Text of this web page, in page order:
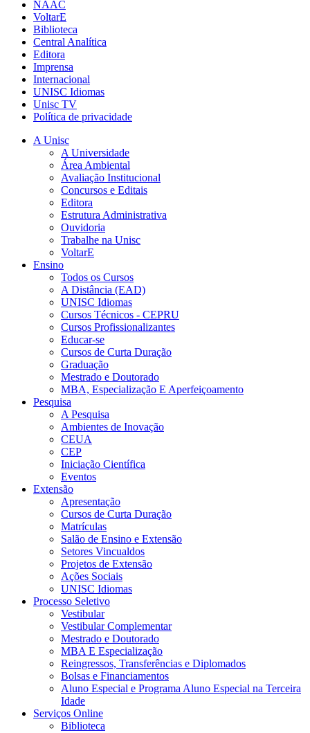
NAAC
VoltarE
Biblioteca
Central Analítica
Editora
Imprensa
Internacional
UNISC Idiomas
Unisc TV
Política de privacidade
A Unisc
A Universidade
Área Ambiental
Avaliação Institucional
Concursos e Editais
Editora
Estrutura Administrativa
Ouvidoria
Trabalhe na Unisc
VoltarE
Ensino
Todos os Cursos
A Distância (EAD)
UNISC Idiomas
Cursos Técnicos - CEPRU
Cursos Profissionalizantes
Educar-se
Cursos de Curta Duração
Graduação
Mestrado e Doutorado
MBA, Especialização E Aperfeiçoamento
Pesquisa
A Pesquisa
Ambientes de Inovação
CEUA
CEP
Iniciação Científica
Eventos
Extensão
Apresentação
Cursos de Curta Duração
Matrículas
Salão de Ensino e Extensão
Setores Vincualdos
Projetos de Extensão
Ações Sociais
UNISC Idiomas
Processo Seletivo
Vestibular
Vestibular Complementar
Mestrado e Doutorado
MBA E Especialização
Reingressos, Transferências e Diplomados
Bolsas e Financiamentos
Aluno Especial e Programa Aluno Especial na Terceira
Idade
Serviços Online
Biblioteca